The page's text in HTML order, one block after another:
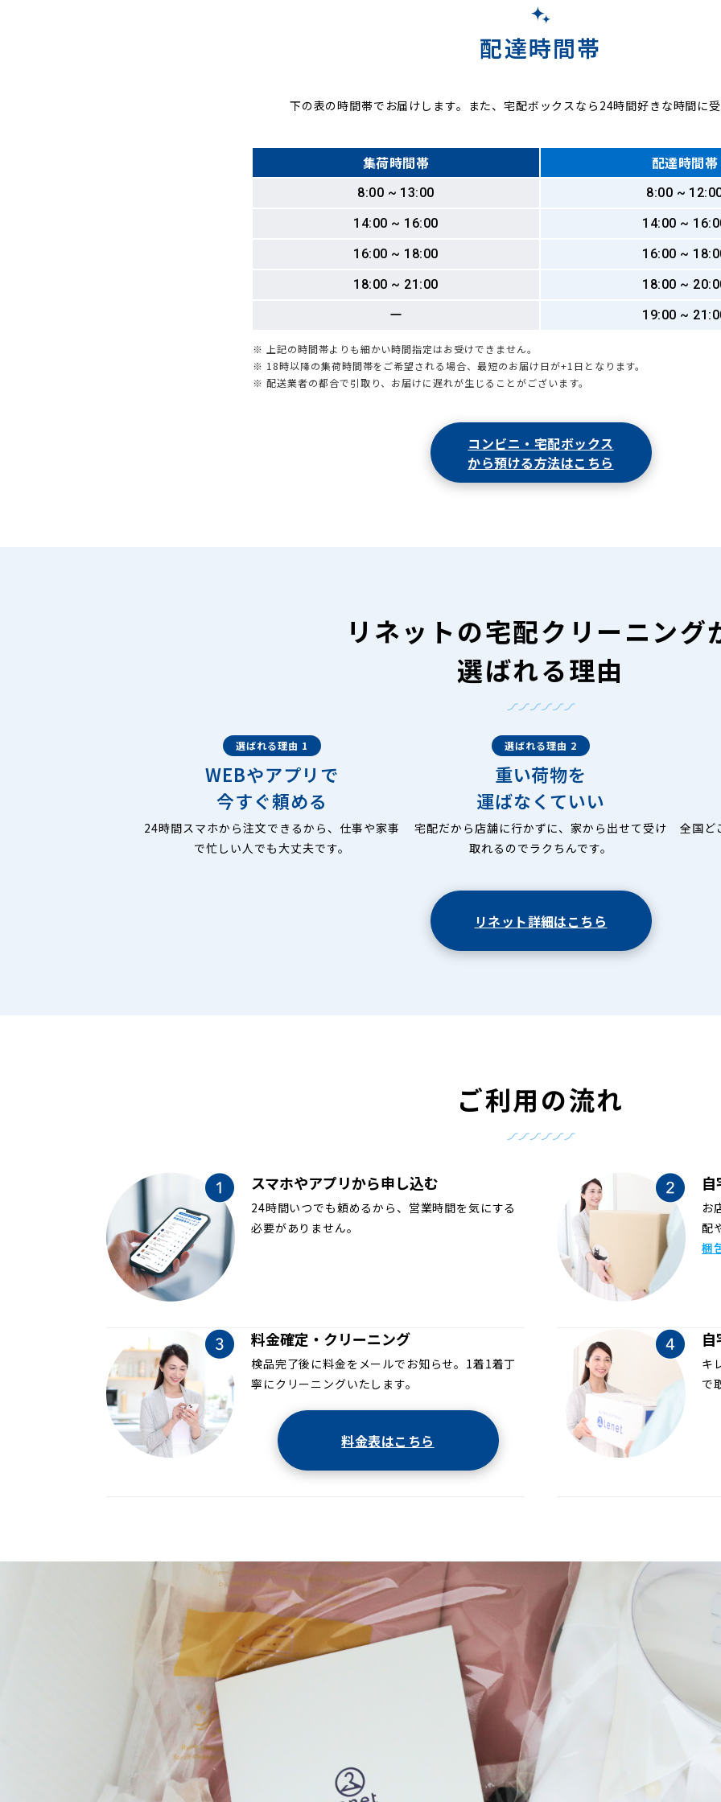
配達時間帯
下の表の時間帯でお届けします。また、宅配ボックスなら24時間好きな時間に
集荷時間帯 配達時間帯
8:00 ~ 13:00
8:00 ~
14:00 ~ 16:00
14:00 ~
16:00 ~ 18:00
16:00 ~
18:00 ~ 21:00
18:00 ~
ー
19:00 ~
※ 上記の時間帯よりも細かい時間指定はお受けできません。
※ 18時以降の集荷時間帯をご希望される場合、最短のお届け日が+1日となります。
※ 配送業者の都合で引取り、お届けに遅れが生じることがございます。
コンビニ・宅配ボックス
から預ける方法はこちら
リネットの宅配クリーニング
選ばれる理由
選ばれる理由 1
WEBやアプリで
今すぐ頼める
24時間スマホから注文できるから、仕事や家事
で忙しい人でも大丈夫です。
選ばれる理由 2
重い荷物を
運ばなくていい
宅配だから店舗に行かずに、家から出せて受け
取れるのでラクちんです。
全国ど
リネット詳細はこちら
ご利用の流れ
スマホやアプリから申し込む
24時間いつでも頼めるから、営業時間を気にする
必要がありません。
お
配
梱
料金確定・クリーニング
検品完了後に料金をメールでお知らせ。1着1着丁
寧にクリーニングいたします。
料金表はこちら
キ
で